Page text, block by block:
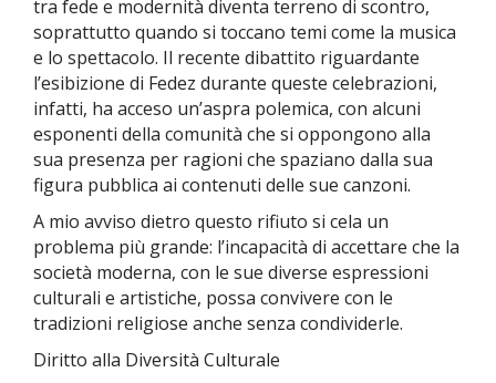
tra fede e modernità diventa terreno di scontro,
soprattutto quando si toccano temi come la musica
e lo spettacolo. Il recente dibattito riguardante
l’esibizione di Fedez durante queste celebrazioni,
infatti, ha acceso un’aspra polemica, con alcuni
esponenti della comunità che si oppongono alla
sua presenza per ragioni che spaziano dalla sua
figura pubblica ai contenuti delle sue canzoni.
A mio avviso dietro questo rifiuto si cela un
problema più grande: l’incapacità di accettare che la
società moderna, con le sue diverse espressioni
culturali e artistiche, possa convivere con le
tradizioni religiose anche senza condividerle.
Diritto alla Diversità Culturale